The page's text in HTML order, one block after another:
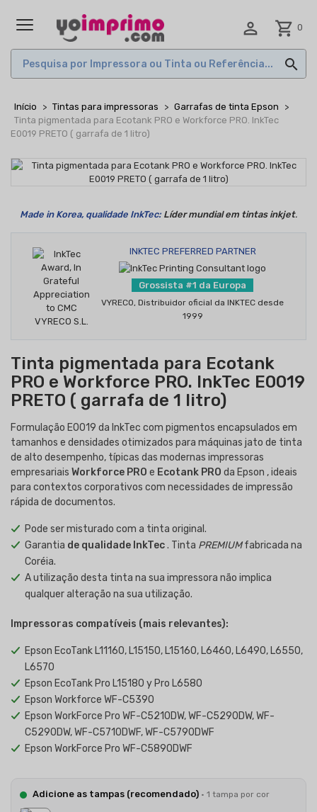
 shopping_cart 0

Início Tintas para impressoras
Garrafas de tinta Epson
Tinta pigmentada para Ecotank PRO e Workforce PRO. InkTec
E0019 PRETO ( garrafa de 1 litro)
Made in Korea, qualidade InkTec: Líder mundial em tintas inkjet.
INKTEC PREFERRED PARTNER
Grossista #1 da Europa
VYRECO, Distribuidor oficial da INKTEC desde
1999
Tinta pigmentada para Ecotank
PRO e Workforce PRO. InkTec E0019
PRETO ( garrafa de 1 litro)
Formulação E0019 da InkTec com pigmentos encapsulados em
tamanhos e densidades otimizados para máquinas jato de tinta
de alto desempenho, típicas das modernas impressoras
empresariais Workforce PRO e Ecotank PRO da Epson , ideais
para contextos corporativos com necessidades de impressão
rápida de documentos.
Pode ser misturado com a tinta original.
Garantia de qualidade InkTec. Tinta PREMIUMfabricada na
Coréia.
A utilização desta tinta na sua impressora não implica
qualquer alteração na sua utilização.
Impressoras compatíveis (mais relevantes):
Epson EcoTank L11160, L15150, L15160, L6460, L6490, L6550,
L6570
Epson EcoTank Pro L15180 y Pro L6580
Epson Workforce WF-C5390
Epson WorkForce Pro WF-C5210DW, WF-C5290DW, WF-
C5290DW, WF-C5710DWF, WF-C5790DWF
Epson WorkForce Pro WF-C5890DWF
Adicione as tampas (recomendado) · 1 tampa por cor